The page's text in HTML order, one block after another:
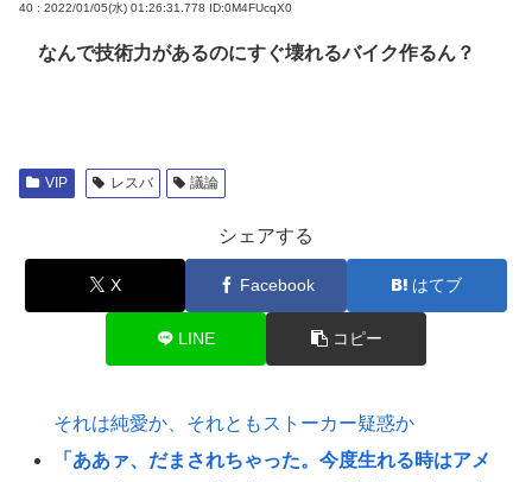
40 : 2022/01/05(水) 01:26:31.778 ID:0M4FUcqX0
なんで技術力があるのにすぐ壊れるバイク作るん？
VIP レスバ 議論
シェアする
X Facebook はてブ
LINE コピー
それは純愛か、それともストーカー疑惑か
「ああァ、だまされちゃった。今度生れる時はアメ